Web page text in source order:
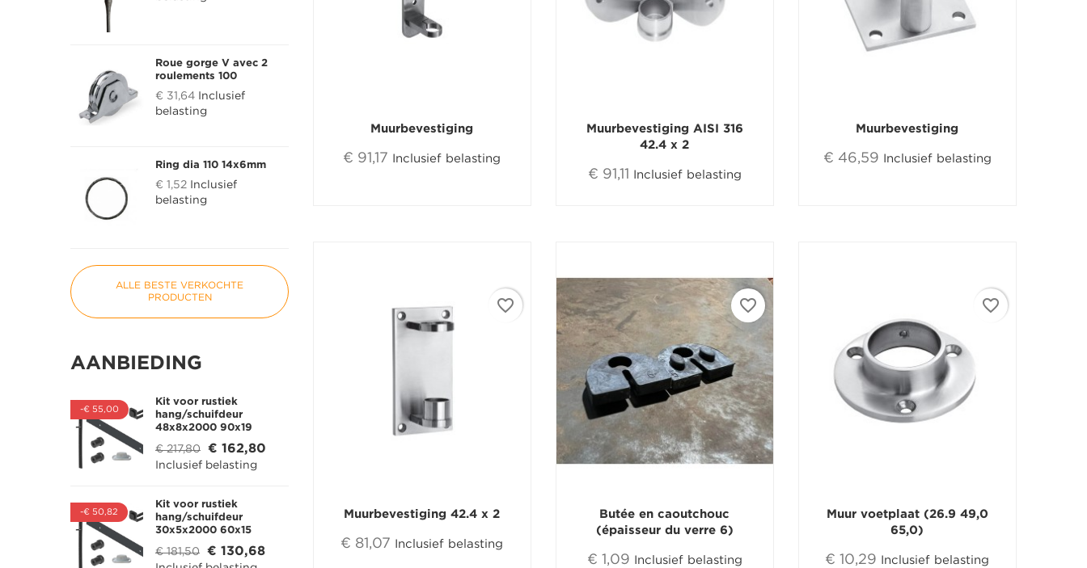
Roue gorge V avec 2
roulements 100
€ 31,64 Inclusief
belasting
Ring dia 110 14x6mm
€ 1,52 Inclusief
belasting
ALLE BESTE VERKOCHTE
PRODUCTEN
AANBIEDING
-€ 55,00
Kit voor rustiek
hang/schuifdeur
48x8x2000 90x19
€ 217,80 € 162,80
Inclusief belasting
-€ 50,82
Kit voor rustiek
hang/schuifdeur
30x5x2000 60x15
€ 181,50 € 130,68
Muurbevestiging
€ 91,17 Inclusief belasting
Muurbevestiging AISI 316
42.4 x 2
€ 91,11 Inclusief belasting
Muurbevestiging
€ 46,59 Inclusief belasting
Muurbevestiging 42.4 x 2
€ 81,07 Inclusief belasting
favorite_border
Butée en caoutchouc
(épaisseur du verre 6)
€ 1,09 Inclusief belasting
favorite_border
Muur voetplaat (26.9 49,0
65,0)
€ 10,29 Inclusief belasting
favorite_border